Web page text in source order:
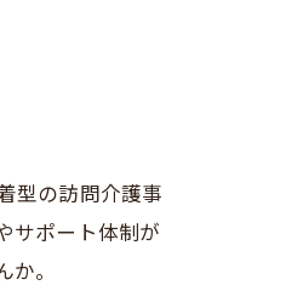
型の訪問介護事
サポート体制が
。